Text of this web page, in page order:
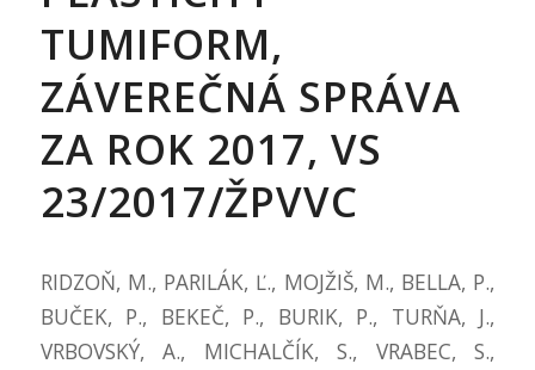
TUMIFORM,
ZÁVEREČNÁ SPRÁVA
ZA ROK 2017, VS
23/2017/ŽPVVC
RIDZOŇ, M., PARILÁK, Ľ., MOJŽIŠ, M., BELLA, P.,
BUČEK, P., BEKEČ, P., BURIK, P., TURŇA, J.,
VRBOVSKÝ, A., MICHALČÍK, S., VRABEC, S.,